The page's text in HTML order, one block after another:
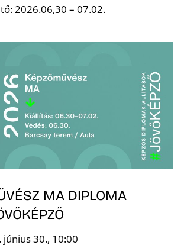
2026.06,30 – 07.02.
MA DIPLOMA
június 30., 10:00